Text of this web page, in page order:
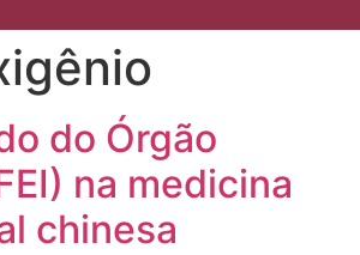
do Órgão
na medicina
chinesa